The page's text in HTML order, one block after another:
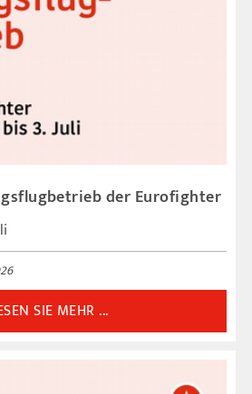
der Eurofighter
SIE MEHR ...